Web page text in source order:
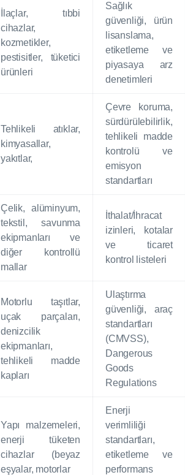
İlaçlar, tıbbi
cihazlar,
kozmetikler,
pestisitler, tüketici
ürünleri
Sağlık
güvenliği, ürün
lisanslama,
etiketleme ve
piyasaya arz
denetimleri
Tehlikeli atıklar,
kimyasallar,
yakıtlar,
Çevre koruma,
sürdürülebilirlik,
tehlikeli madde
kontrolü ve
emisyon
standartları
Çelik, alüminyum,
tekstil, savunma
ekipmanları ve
diğer kontrollü
mallar
İthalat/İhracat
izinleri, kotalar
ve ticaret
kontrol listeleri
Motorlu taşıtlar,
uçak parçaları,
denizcilik
ekipmanları,
tehlikeli madde
kapları
Ulaştırma
güvenliği, araç
standartları
(CMVSS),
Dangerous
Goods
Regulations
Yapı malzemeleri,
enerji tüketen
cihazlar (beyaz
eşyalar, motorlar
Enerji
verimliliği
standartları,
etiketleme ve
performans